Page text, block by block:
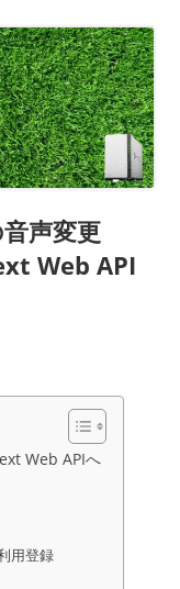
声変更
Web API
の音声変更（HOYA株
Web APIへ
用登録